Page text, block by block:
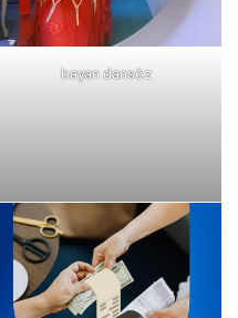
bayan dansöz